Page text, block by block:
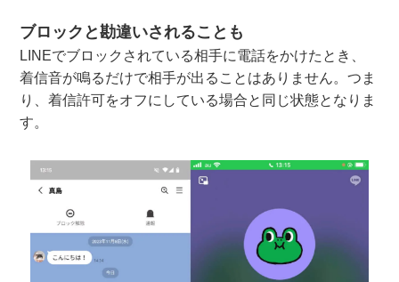
ブロックと勘違いされることも
LINEでブロックされている相手に電話をかけたとき、
着信音が鳴るだけで相手が出ることはありません。つま
り、着信許可をオフにしている場合と同じ状態となりま
す。